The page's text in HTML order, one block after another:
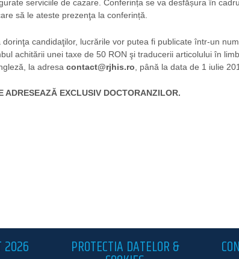
serviciile de cazare. Conferința se va desfășura în
să le ateste prezenţa la conferință.
dorinţa candidaţilor, lucrările vor putea fi publicate într-un
achitării unei taxe de 50 RON şi traducerii articolului în
la adresacontact@rjhis.ro , până la data de 1 iulie
ADRESEAZĂ EXCLUSIV DOCTORANZILOR.
2026 PROTECTIA DATELOR &